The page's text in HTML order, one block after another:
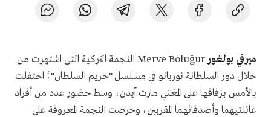
ميرفي بولغور
Merve Boluğur النجمة التركية التي اشتهرت من
خلال دور السلطانة نوربانو في مسلسل "حريم السلطان"؛ احتفلت
بالأمس بزفافها على المغني مارت آيدن، وسط حضور عدد من أفراد
عائلتيهما وأصدقائهما المقربين، وحرصت النجمة المعروفة على